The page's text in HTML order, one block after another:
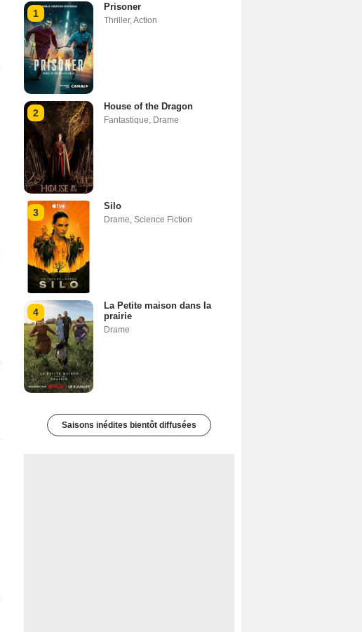
1
Prisoner
Thriller,Action
2
House of the Dragon
Fantastique, Drame
3
Silo
Drame, Science Fiction
4
La Petite maison dans la
prairie
Drame
Saisons inédites bientôt diffusées